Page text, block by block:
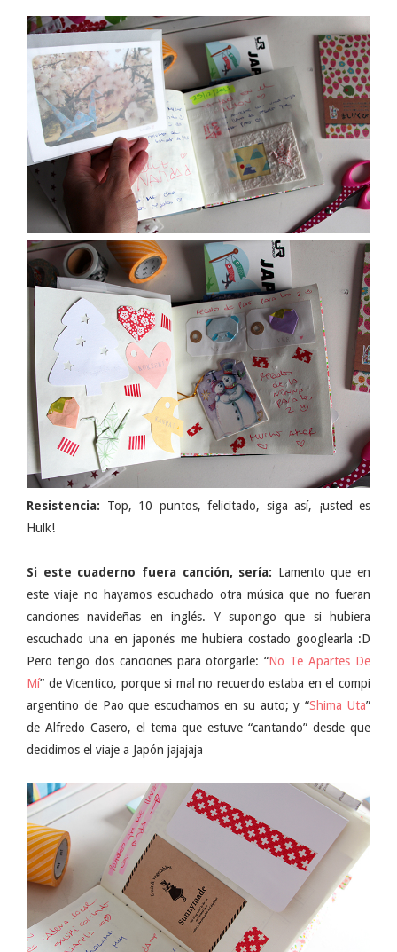
Resistencia: Top, 10 puntos, felicitado, siga así, ¡usted es
Hulk!
Si este cuaderno fuera canción, sería: Lamento que en
este viaje no hayamos escuchado otra música que no fueran
canciones navideñas en inglés. Y supongo que si hubiera
escuchado una en japonés me hubiera costado googlearla :D
Pero tengo dos canciones para otorgarle: “No Te Apartes De
Mí” de Vicentico, porque si mal no recuerdo estaba en el compi
argentino de Pao que escuchamos en su auto; y “Shima Uta”
de Alfredo Casero, el tema que estuve “cantando” desde que
decidimos el viaje a Japón jajajaja